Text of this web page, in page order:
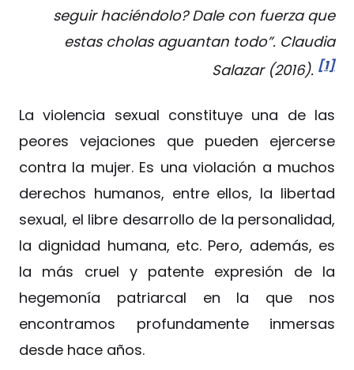
seguir haciéndolo? Dale con fuerza que
estas cholas aguantan todo”. Claudia
Salazar (2016). [1]
La violencia sexual constituye una de las
peores vejaciones que pueden ejercerse
contra la mujer. Es una violación a muchos
derechos humanos, entre ellos, la libertad
sexual, el libre desarrollo de la personalidad,
la dignidad humana, etc. Pero, además, es
la más cruel y patente expresión de la
hegemonía patriarcal en la que nos
encontramos profundamente inmersas
desde hace años.